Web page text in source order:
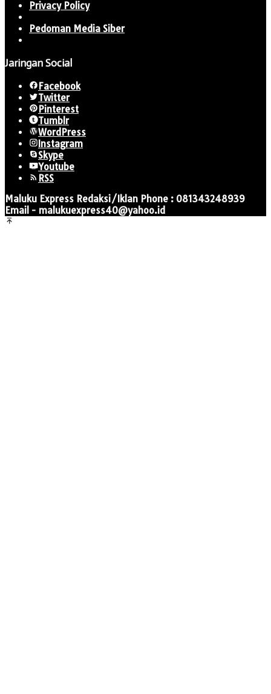
Privacy Policy
Pedoman Media Siber
Jaringan Social
Facebook
Twitter
Pinterest
Tumblr
WordPress
Instagram
Skype
Youtube
RSS
Maluku Express Redaksi/Iklan Phone : 081343248939
Email - malukuexpress40@yahoo.id